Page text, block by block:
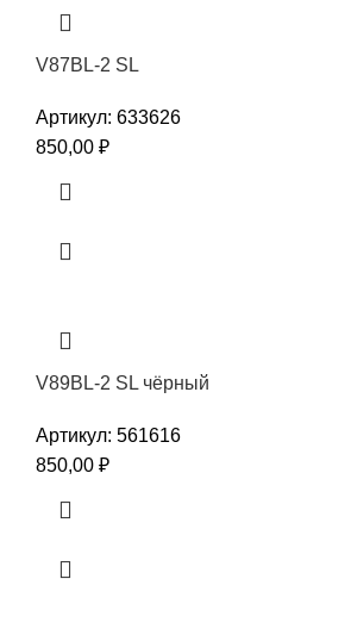
V87BL-2 SL
Артикул: 633626
850,00 ₽
V89BL-2 SL чёрный
Артикул: 561616
850,00 ₽